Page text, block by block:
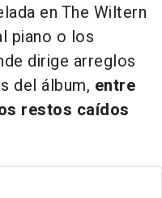
en The Wiltern
piano o los
dirige arreglos
del álbum, entre
restos caídos